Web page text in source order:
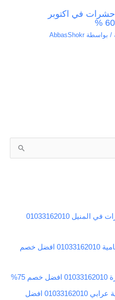
في اكتوبر
/ بواسطة AbbasShokr
الشركة الالمانية لمكافحة الحشرات في المنيل 01033162010
شركة مكافحة حشرات في القطامية 01033162010 افضل خصم
شركة مكافحة حشرات في جمعية عرابي 01033162010 افضل